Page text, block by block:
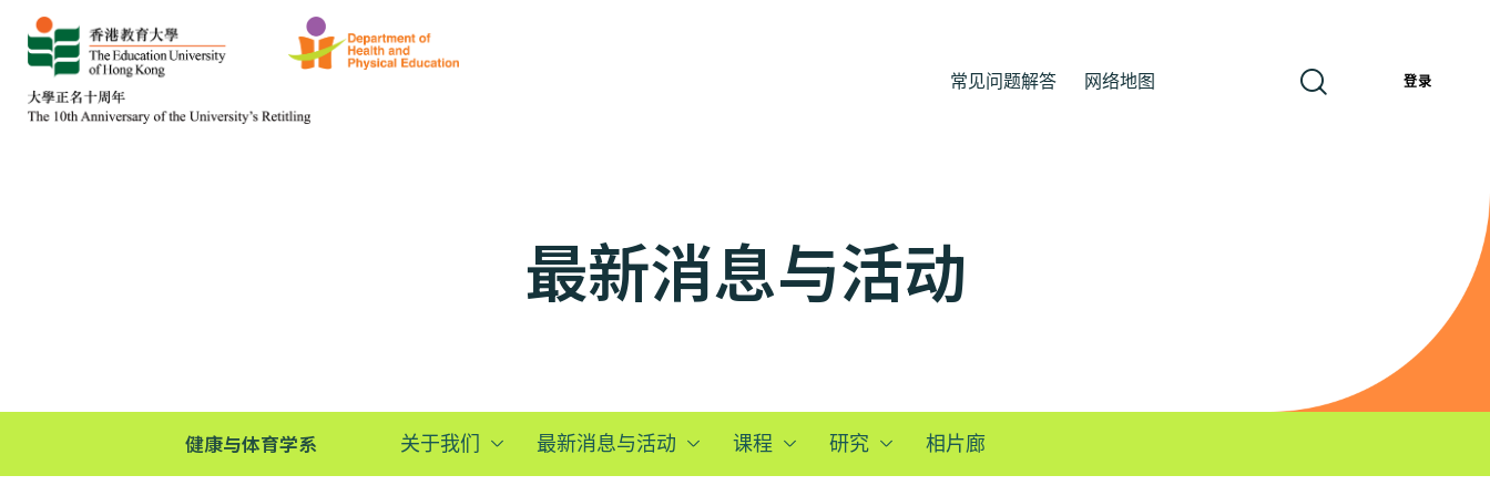
常见问题解答 网络地图 登录
最新消息与活动
健康与体育学系 关于我们 最新消息与活动 课程 研究 相片廊